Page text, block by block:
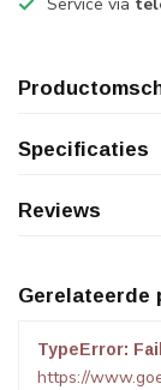
Specificaties
Reviews
Gerelateerde
TypeError:
https://